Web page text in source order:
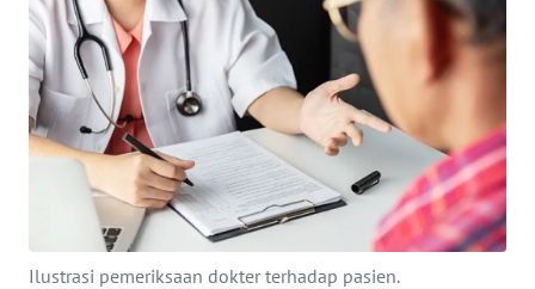
Ilustrasi pemeriksaan dokter terhadap pasien.
SAINS-TEKNO
KESEHATAN
INTERNASIONAL
SERBA-SERBI